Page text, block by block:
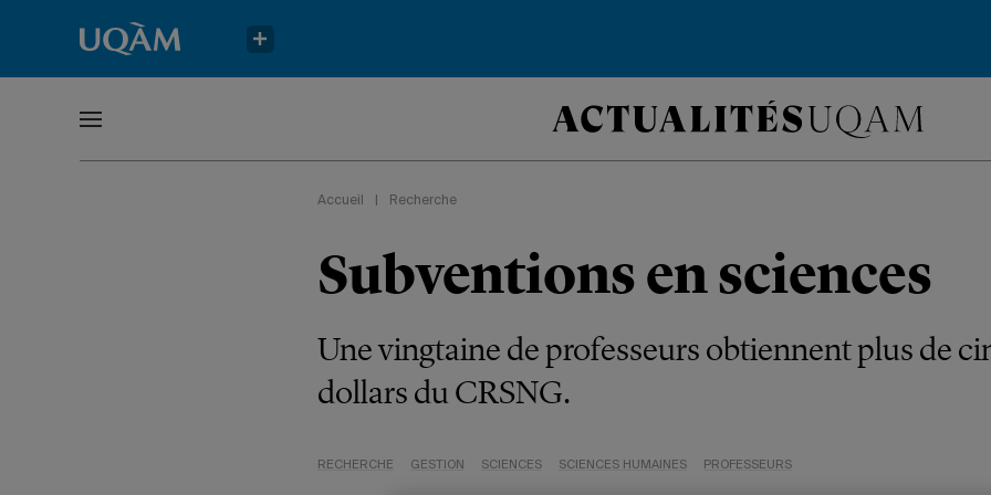
Accueil Recherche
Subventions en sciences
Une vingtaine de professeurs obtiennent plus de
dollars du CRSNG.
RECHERCHE GESTION SCIENCES SCIENCES HUMAINES PROFESSEURS